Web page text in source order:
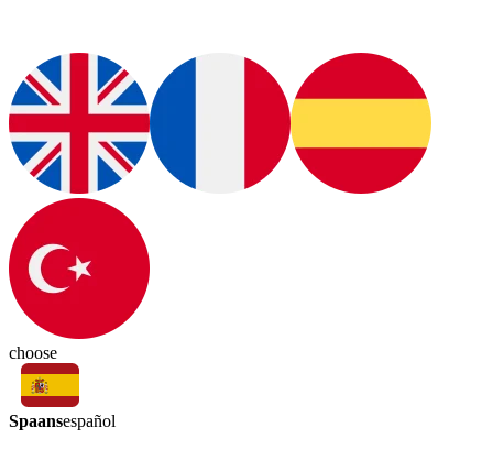
choose
Spaansespañol